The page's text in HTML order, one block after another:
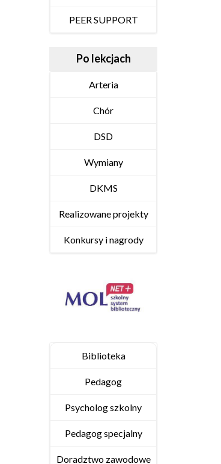
PEER SUPPORT
Po lekcjach
Arteria
Chór
DSD
Wymiany
DKMS
Realizowane projekty
Konkursy i nagrody
Biblioteka
Pedagog
Psycholog szkolny
Pedagog specjalny
Doradztwo zawodowe